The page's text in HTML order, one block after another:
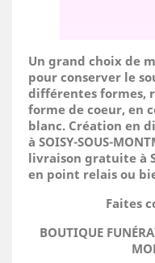
Un grand choix de
pour conserver le
différentes formes,
forme de coeur, en
blanc. Création en
à SOISY-SOUS-
livraison gratuite à
en point relais ou
Faites
BOUTIQUE